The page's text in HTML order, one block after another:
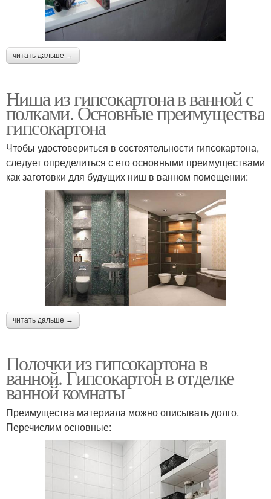
читать дальше →
Ниша из гипсокартона в ванной с
полками. Основные преимущества
гипсокартона
Чтобы удостовериться в состоятельности гипсокартона,
следует определиться с его основными преимуществами
как заготовки для будущих ниш в ванном помещении:
читать дальше →
Полочки из гипсокартона в
ванной. Гипсокартон в отделке
ванной комнаты
Преимущества материала можно описывать долго.
Перечислим основные: